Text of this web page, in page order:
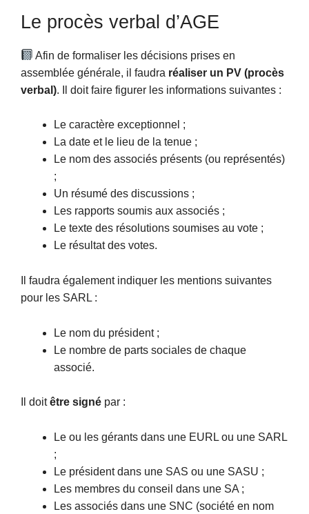
Le procès verbal d’AGE
Afin de formaliser les décisions prises en
assemblée générale, il faudra réaliser un PV (procès
verbal). Il doit faire figurer les informations suivantes :
Le caractère exceptionnel ;
La date et le lieu de la tenue ;
Le nom des associés présents (ou représentés)
;
Un résumé des discussions ;
Les rapports soumis aux associés ;
Le texte des résolutions soumises au vote ;
Le résultat des votes.
Il faudra également indiquer les mentions suivantes
pour les SARL :
Le nom du président ;
Le nombre de parts sociales de chaque
associé.
Il doitêtre signé par :
Le ou les gérants dans une EURL ou une SARL
;
Le président dans une SAS ou une SASU ;
Les membres du conseil dans une SA ;
Les associés dans une SNC (société en nom